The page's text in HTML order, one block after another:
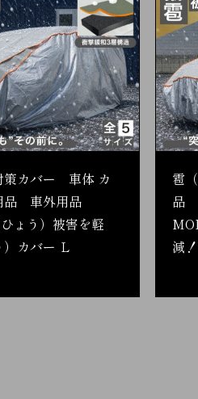
策カバー 車体 カ
車外用品
ょう）被害を軽
カバー Ｌ
雹
品
減